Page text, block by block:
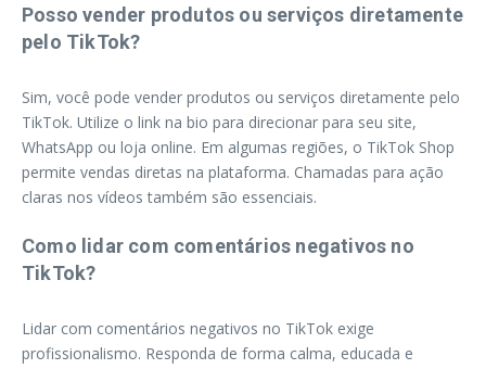
Posso vender produtos ou serviços diretamente
pelo TikTok?
Sim, você pode vender produtos ou serviços diretamente pelo
TikTok. Utilize o link na bio para direcionar para seu site,
WhatsApp ou loja online. Em algumas regiões, o TikTok Shop
permite vendas diretas na plataforma. Chamadas para ação
claras nos vídeos também são essenciais.
Como lidar com comentários negativos no
TikTok?
Lidar com comentários negativos no TikTok exige
profissionalismo. Responda de forma calma, educada e